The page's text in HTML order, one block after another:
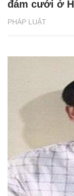
PHÁP LUẬT
đám cưới ở